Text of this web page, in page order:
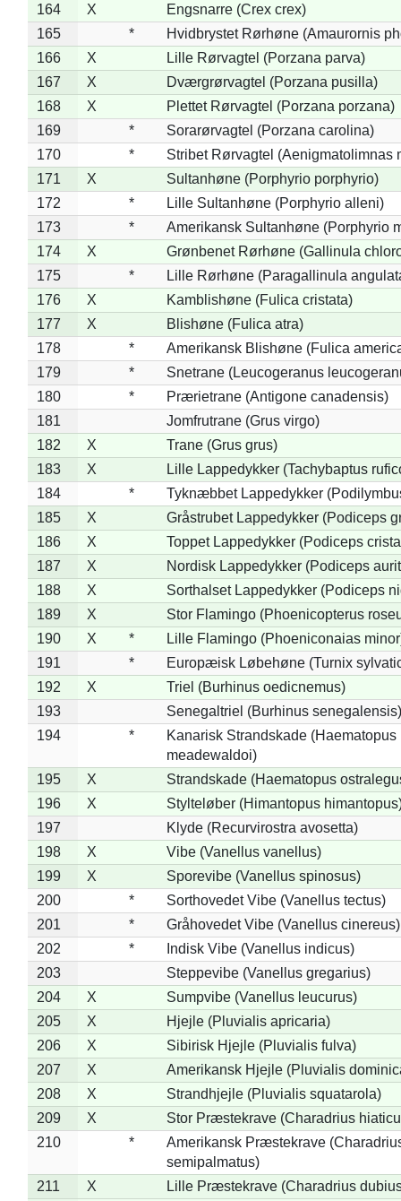
164
X
Engsnarre (Crex crex)
165
*
Hvidbrystet Rørhøne (Amaurornis
166
X
Lille Rørvagtel (Porzana parva)
167
X
Dværgrørvagtel (Porzana pusilla)
168
X
Plettet Rørvagtel (Porzana porzana)
169
*
Sorarørvagtel (Porzana carolina)
170
*
Stribet Rørvagtel (Aenigmatolimnas
171
X
Sultanhøne (Porphyrio porphyrio)
172
*
Lille Sultanhøne (Porphyrio alleni)
173
*
Amerikansk Sultanhøne (Porphyrio
174
X
Grønbenet Rørhøne (Gallinula
175
*
Lille Rørhøne (Paragallinula
176
X
Kamblishøne (Fulica cristata)
177
X
Blishøne (Fulica atra)
178
*
Amerikansk Blishøne (Fulica
179
*
Snetrane (Leucogeranus
180
*
Prærietrane (Antigone canadensis)
181
Jomfrutrane (Grus virgo)
182
X
Trane (Grus grus)
183
X
Lille Lappedykker (Tachybaptus
184
*
Tyknæbbet Lappedykker
185
X
Gråstrubet Lappedykker (Podiceps
186
X
Toppet Lappedykker (Podiceps
187
X
Nordisk Lappedykker (Podiceps
188
X
Sorthalset Lappedykker (Podiceps
189
X
Stor Flamingo (Phoenicopterus
190
X *
Lille Flamingo (Phoeniconaias
191
*
Europæisk Løbehøne (Turnix
192
X
Triel (Burhinus oedicnemus)
193
Senegaltriel (Burhinus senegalensis)
194
*
Kanarisk Strandskade (Haematopus
meadewaldoi)
195
X
Strandskade (Haematopus
196
X
Stylteløber (Himantopus
197
Klyde (Recurvirostra avosetta)
198
X
Vibe (Vanellus vanellus)
199
X
Sporevibe (Vanellus spinosus)
200
*
Sorthovedet Vibe (Vanellus tectus)
201
*
Gråhovedet Vibe (Vanellus cinereus)
202
*
Indisk Vibe (Vanellus indicus)
203
Steppevibe (Vanellus gregarius)
204
X
Sumpvibe (Vanellus leucurus)
205
X
Hjejle (Pluvialis apricaria)
206
X
Sibirisk Hjejle (Pluvialis fulva)
207
X
Amerikansk Hjejle (Pluvialis
208
X
Strandhjejle (Pluvialis squatarola)
209
X
Stor Præstekrave (Charadrius
210
*
Amerikansk Præstekrave
semipalmatus)
211
X
Lille Præstekrave (Charadrius